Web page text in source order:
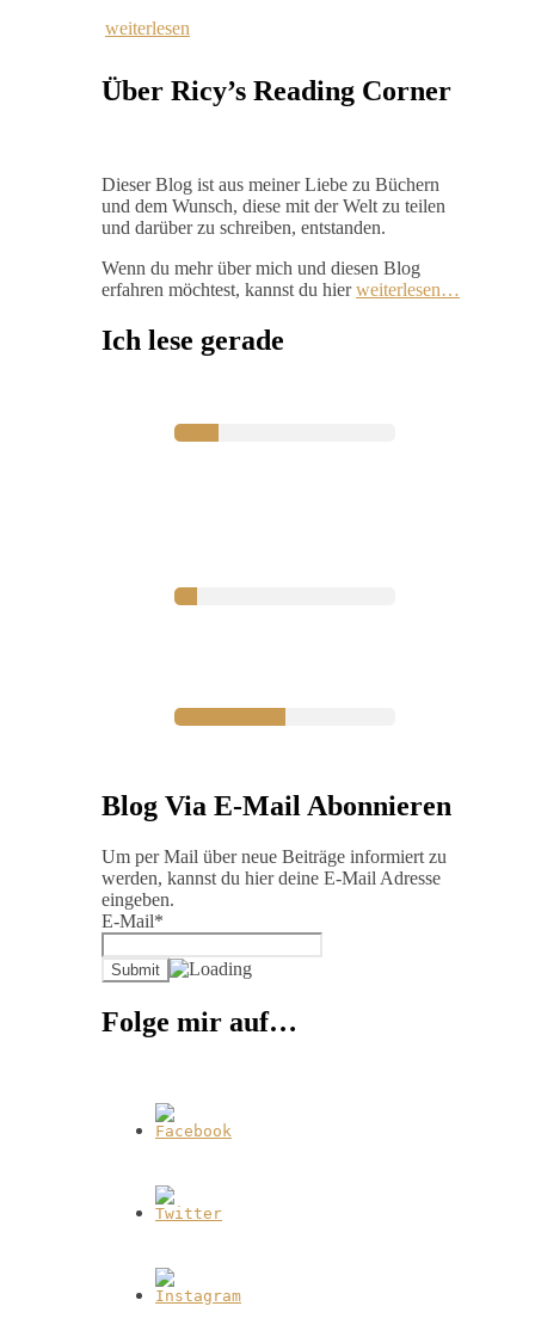
weiterlesen
Über Ricy’s Reading Corner
Dieser Blog ist aus meiner Liebe zu Büchern
und dem Wunsch, diese mit der Welt zu teilen
und darüber zu schreiben, entstanden.
Wenn du mehr über mich und diesen Blog
erfahren möchtest, kannst du hierweiterlesen…
Ich lese gerade
Blog Via E-Mail Abonnieren
Um per Mail über neue Beiträge informiert zu
werden, kannst du hier deine E-Mail Adresse
eingeben.
E-Mail*
Folge mir auf…